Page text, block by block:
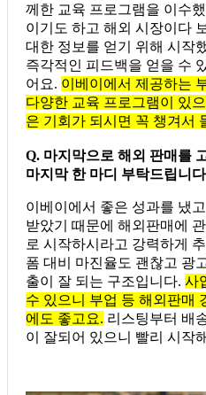
께한 교육 프로그램을 이수
이기도 하고 해외 시장이다
대한 정보를 얻기 위해 시작
즉각적인 피드백을 얻을 수
어요. 이베이에서 제공하는
다양한 교육 프로그램이 있
은 기회가 되시면 꼭 챙겨서
Q. 마지막으로 해외 판매를
마지막 한 마디 부탁드립니
이베이에서 좋은 성과를 냈
받았기 때문에 해외판매에
로 시작하시라고 강력하게
폼 대비 마진율도 괜찮고 광
출이 잘 되는 구조입니다. 사
수 있으니 부업 등 해외판매
에도 좋고요. 리스팅부터 배
이 잘되어 있으니 빨리 시작